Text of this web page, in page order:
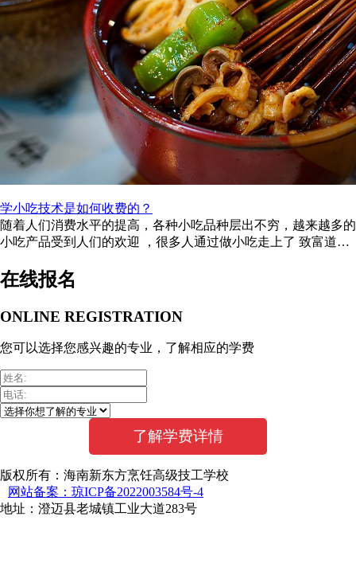
学小吃技术是如何收费的？
随着人们消费水平的提高，各种小吃品种层出不穷，越来越多的
小吃产品受到人们的欢迎 ，很多人通过做小吃走上了 致富道路
在线报名
ONLINE REGISTRATION
您可以选择您感兴趣的专业，了解相应的学费
版权所有：海南新东方烹饪高级技工学校
网站备案：琼ICP备2022003584号-4
地址：澄迈县老城镇工业大道283号